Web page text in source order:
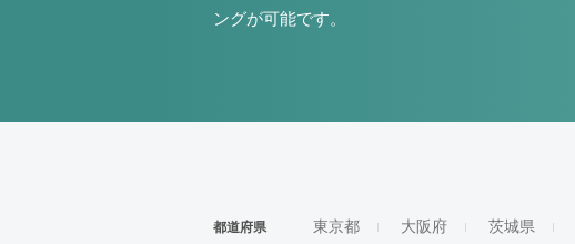
ングが可能です。
都道府県 東京都 大阪府 茨城県